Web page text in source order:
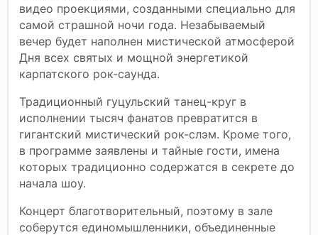
видео проекциями, созданными специально для
самой страшной ночи года. Незабываемый
вечер будет наполнен мистической атмосферой
Дня всех святых и мощной энергетикой
карпатского рок-саунда.
Традиционный гуцульский танец-круг в
исполнении тысяч фанатов превратится в
гигантский мистический рок-слэм. Кроме того,
в программе заявлены и тайные гости, имена
которых традиционно содержатся в секрете до
начала шоу.
Концерт благотворительный, поэтому в зале
соберутся единомышленники, объединенные